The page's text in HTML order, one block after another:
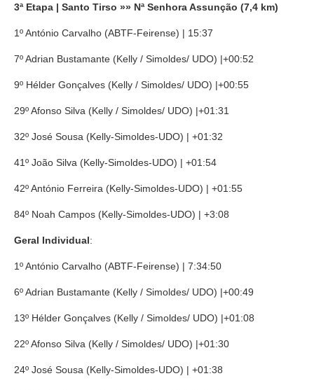
3ª Etapa | Santo Tirso »» Nª Senhora Assunção (7,4 km)
1º António Carvalho (ABTF-Feirense) | 15:37
7º Adrian Bustamante (Kelly / Simoldes/ UDO) |+00:52
9º Hélder Gonçalves (Kelly / Simoldes/ UDO) |+00:55
29º Afonso Silva (Kelly / Simoldes/ UDO) |+01:31
32º José Sousa (Kelly-Simoldes-UDO) | +01:32
41º João Silva (Kelly-Simoldes-UDO) | +01:54
42º António Ferreira (Kelly-Simoldes-UDO) | +01:55
84º Noah Campos (Kelly-Simoldes-UDO) | +3:08
Geral Individual:
1º António Carvalho (ABTF-Feirense) | 7:34:50
6º Adrian Bustamante (Kelly / Simoldes/ UDO) |+00:49
13º Hélder Gonçalves (Kelly / Simoldes/ UDO) |+01:08
22º Afonso Silva (Kelly / Simoldes/ UDO) |+01:30
24º José Sousa (Kelly-Simoldes-UDO) | +01:38